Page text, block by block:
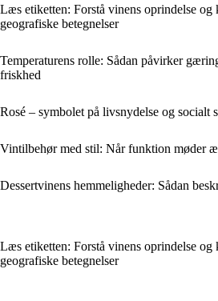
Læs etiketten: Forstå vinens oprindelse og
geografiske betegnelser
Temperaturens rolle: Sådan påvirker
friskhed
Rosé – symbolet på livsnydelse og socialt
Vintilbehør med stil: Når funktion møder
Dessertvinens hemmeligheder: Sådan
Læs etiketten: Forstå vinens oprindelse og
geografiske betegnelser